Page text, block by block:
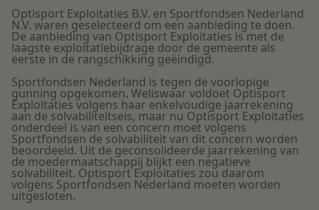
Optisport Exploitaties B.V. en Sportfondsen Nederland
N.V. waren geselecteerd om een aanbieding te doen.
De aanbieding van Optisport Exploitaties is met de
laagste exploitatiebijdrage door de gemeente als
eerste in de rangschikking geëindigd.
Sportfondsen Nederland is tegen de voorlopige
gunning opgekomen. Weliswaar voldoet Optisport
Exploitaties volgens haar enkelvoudige jaarrekening
aan de solvabiliteitseis, maar nu Optisport Exploitaties
onderdeel is van een concern moet volgens
Sportfondsen de solvabiliteit van dit concern worden
beoordeeld. Uit de geconsolideerde jaarrekening van
de moedermaatschappij blijkt een negatieve
solvabiliteit. Optisport Exploitaties zou daarom
volgens Sportfondsen Nederland moeten worden
uitgesloten.